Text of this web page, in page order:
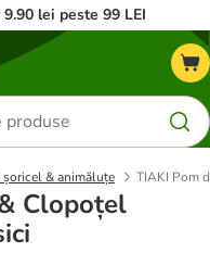
lei peste 99 LEI
șoricel & animăluțe TIAKI Pom
Clopoțel